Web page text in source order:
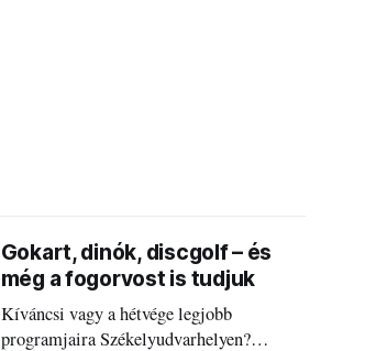
Gokart, dinók, discgolf – és
még a fogorvost is tudjuk
Kíváncsi vagy a hétvége legjobb
programjaira Székelyudvarhelyen?